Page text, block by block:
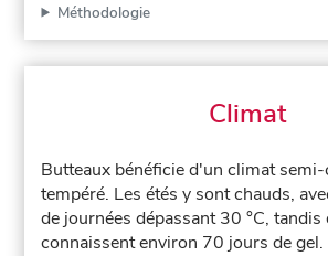
Méthodologie
Climat
Butteaux bénéficie d'un climat
tempéré. Les étés y sont chauds,
de journées dépassant 30 °C, tandis
connaissent environ 70 jours de gel.